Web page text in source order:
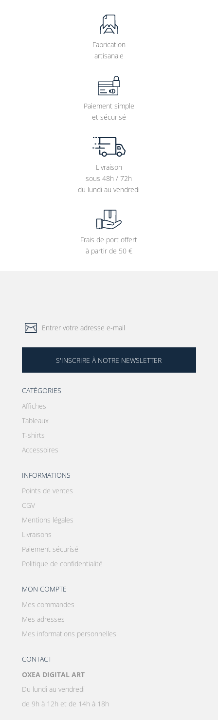
Fabrication
artisanale
Paiement simple
et sécurisé
Livraison
sous 48h / 72h
du lundi au vendredi
Frais de port offert
à partir de 50 €
S'INSCRIRE À NOTRE NEWSLETTER
CATÉGORIES
Affiches
Tableaux
T-shirts
Accessoires
INFORMATIONS
Points de ventes
CGV
Mentions légales
Livraisons
Paiement sécurisé
Politique de confidentialité
MON COMPTE
Mes commandes
Mes adresses
Mes informations personnelles
CONTACT
OXEA DIGITAL ART
Du lundi au vendredi
de 9h à 12h et de 14h à 18h